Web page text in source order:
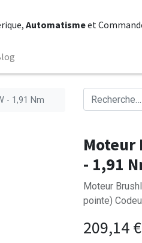
Automatismeet
- 1,91 Nm
Moteur
- 1,91
Moteur
pointe)
209,14€